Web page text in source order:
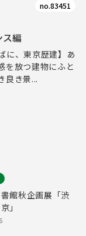
no.83451
編
、東京歴建】あ
を放つ建物にふと
良き景...
館秋企画展「渋
」